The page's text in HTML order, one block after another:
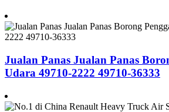
Jualan Panas Jualan Panas
Udara 49710-2222 49710-36333